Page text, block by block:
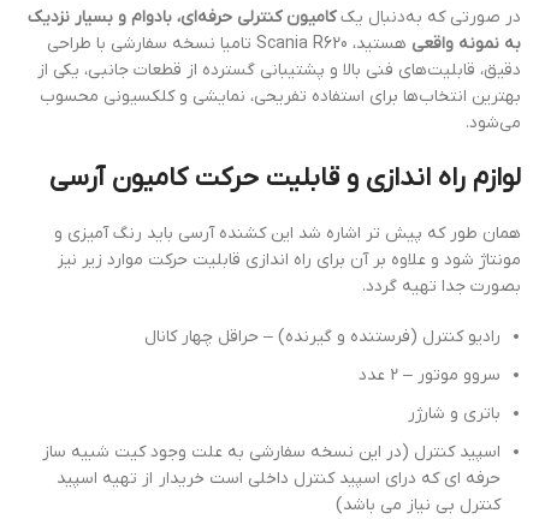
در صورتی که به‌دنبال یککامیون کنترلی حرفه‌ای، بادوام و بسیار نزدیک
به نمونه واقعی
هستید، Scania R620 تامیا نسخه سفارشی با طراحی
دقیق، قابلیت‌های فنی بالا و پشتیبانی گسترده از قطعات جانبی، یکی از
بهترین انتخاب‌ها برای استفاده تفریحی، نمایشی و کلکسیونی محسوب
می‌شود.
لوازم راه اندازی و قابلیت حرکت کامیون آرسی
همان طور که پیش تر اشاره شد این کشنده آرسی باید رنگ آمیزی و
مونتاژ شود و علاوه بر آن برای راه اندازی قابلیت حرکت موارد زیر نیز
بصورت جدا تهیه گردد.
رادیو کنترل (فرستنده و گیرنده) – حراقل چهار کانال
سروو موتور – 2 عدد
باتری و شارژر
اسپید کنترل (در این نسخه سفارشی به علت وجود کیت شبیه ساز
حرفه ای که درای اسپید کنترل داخلی است خریدار از تهیه اسپید
کنترل بی نیاز می باشد)